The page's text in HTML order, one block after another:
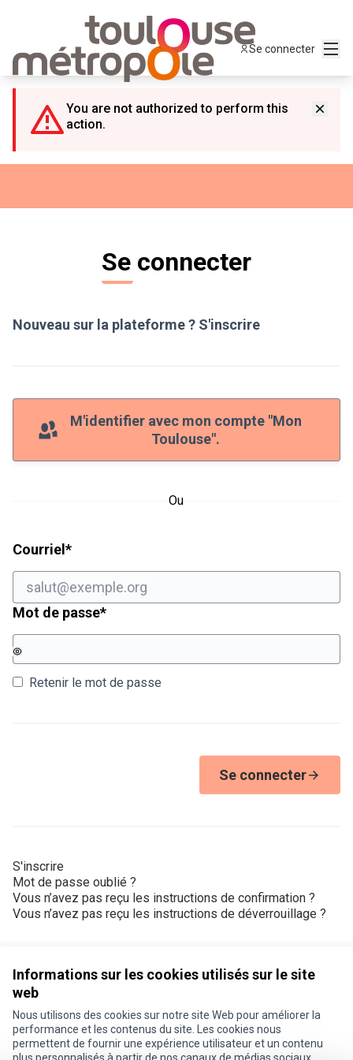
Informations sur les cookies utilisés sur le site
web
Nous utilisons des cookies sur notre site Web pour améliorer la
performance et les contenus du site. Les cookies nous
permettent de fournir une expérience utilisateur et un contenu
Se connecter
You are not authorized to perform this
action.
Se connecter
Nouveau sur la plateforme ? S'inscrire
M'identifier avec mon compte "Mon
Toulouse".
Ou
Courriel *Champ obligatoire
Mot de passe*Champ obligatoire
Retenir le mot de passe
Se connecter
S'inscrire
Mot de passe oublié ?
Vous n’avez pas reçu les instructions de confirmation ?
Vous n’avez pas reçu les instructions de déverrouillage ?
Conditions d'utilisation
Paramètres des cookies
Je participe ! sur X
Je participe ! sur Facebook
Je participe ! sur Instagram